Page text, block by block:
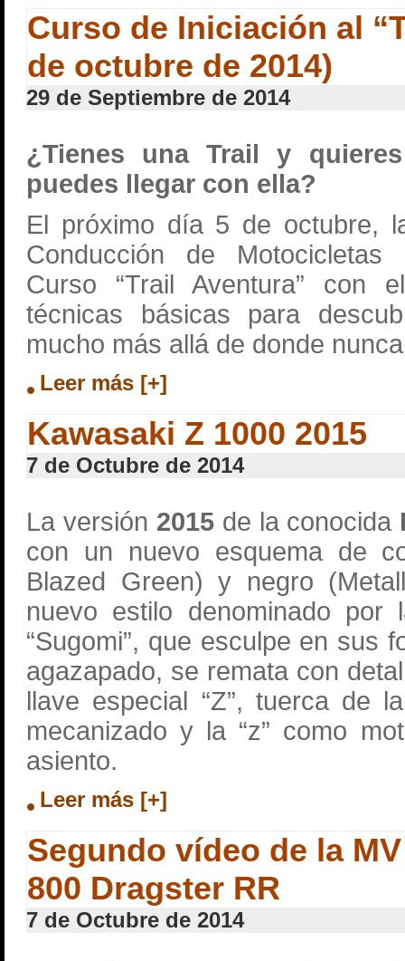
Curso de Iniciación al
de octubre de 2014)
29 de Septiembre de 2014
¿Tienes una Trail y
puedes llegar con ella?
El próximo día 5 de octubre,
Conducción de
Curso “Trail Aventura” con
técnicas básicas para
mucho más allá de donde
Leer más [+]
Kawasaki Z 1000 2015
7 de Octubre de 2014
La versión 2015de la conocida
con un nuevo esquema de
Blazed Green) y negro
nuevo estilo denominado por
“Sugomi”, que esculpe en sus
agazapado, se remata con
llave especial “Z”, tuerca de
mecanizado y la “z” como
asiento.
Leer más [+]
Segundo vídeo de la
800 Dragster RR
7 de Octubre de 2014